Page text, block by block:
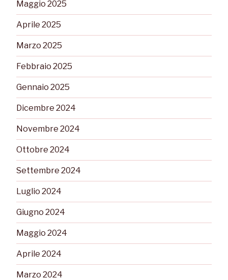
Maggio 2025
Aprile 2025
Marzo 2025
Febbraio 2025
Gennaio 2025
Dicembre 2024
Novembre 2024
Ottobre 2024
Settembre 2024
Luglio 2024
Giugno 2024
Maggio 2024
Aprile 2024
Marzo 2024